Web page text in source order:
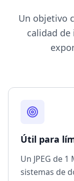
Un objetivo
calidad
Útil para
Un JPEG de
sistemas de